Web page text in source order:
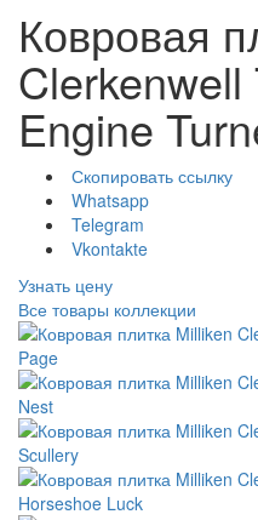
Ковровая
Engine
Скопировать ссылку
Whatsapp
Telegram
Vkontakte
Узнать цену
Все товары коллекции